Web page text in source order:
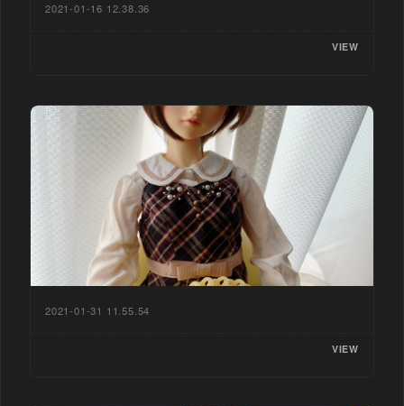
2021-01-16 12.38.36
VIEW
2021-01-31 11.55.54
VIEW